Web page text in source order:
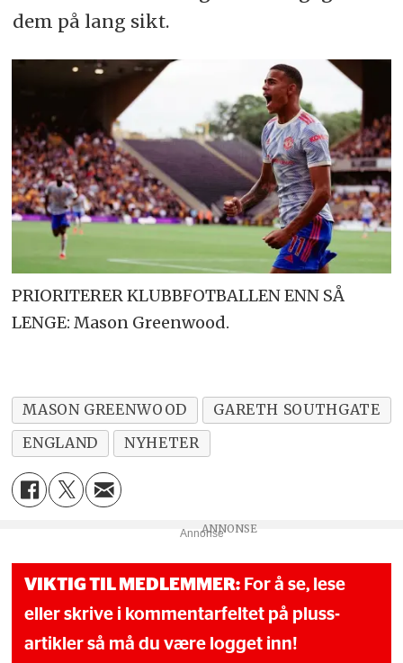
dem på lang sikt.
PRIORITERER KLUBBFOTBALLEN ENN SÅ
LENGE: Mason Greenwood.
MASON GREENWOOD
GARETH SOUTHGATE
ENGLAND
NYHETER
Annonse
VIKTIG TIL MEDLEMMER: For å se, lese
eller skrive i kommentarfeltet på pluss-
artikler så må du være logget inn!